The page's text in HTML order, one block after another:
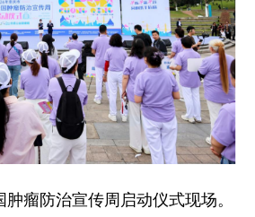
瘤防治宣传周启动仪式现场。